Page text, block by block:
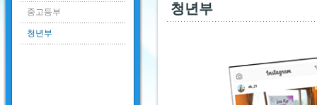
중고등부
청년부
청년부